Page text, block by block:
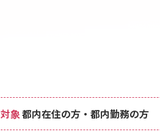
対象都内在住の方・都内勤務の方